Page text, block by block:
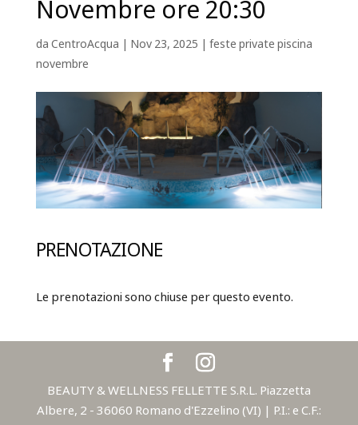
Novembre ore 20:30
daCentroAcqua | Nov 23, 2025 | feste private piscina
novembre
PRENOTAZIONE
Le prenotazioni sono chiuse per questo evento.
BEAUTY & WELLNESS FELLETTE S.R.L. Piazzetta
Albere, 2 - 36060 Romano d'Ezzelino (VI) | P.I.: e C.F.: